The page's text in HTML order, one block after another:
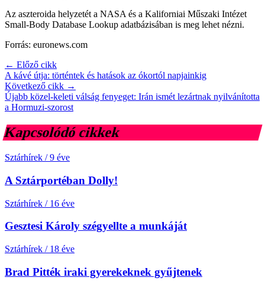
Az aszteroida helyzetét a NASA és a Kaliforniai Műszaki Intézet
Small-Body Database Lookup adatbázisában is meg lehet nézni.
Forrás: euronews.com
← Előző cikk
A kávé útja: történtek és hatások az ókortól napjainkig
Következő cikk →
Újabb közel-keleti válság fenyeget: Irán ismét lezártnak nyilvánította
a Hormuzi-szorost
Kapcsolódó cikkek
Sztárhírek / 9 éve
A Sztárportéban Dolly!
Sztárhírek / 16 éve
Gesztesi Károly szégyellte a munkáját
Sztárhírek / 18 éve
Brad Pitték iraki gyerekeknek gyűjtenek